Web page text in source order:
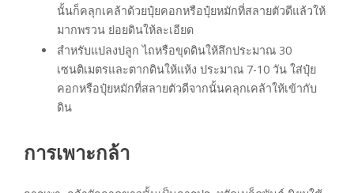
นั้นก็คลุกเคล้าด้วยปุ๋ยคอกหรือปุ๋ยหมักที่สลายตัวดีแล้วให้
มากพรวน ย่อยดินให้ละเอียด
สำหรับแปลงปลูก ไถหรือขุดดินให้ลึกประมาณ 30
เซนติเมตรและตากดินให้แห้ง ประมาณ 7-10 วัน ใส่ปุ๋ย
คอกหรือปุ๋ยหมักที่สลายตัวดีจากนั้นคลุกเคล้าให้เข้ากับ
ดิน
การเพาะกล้า